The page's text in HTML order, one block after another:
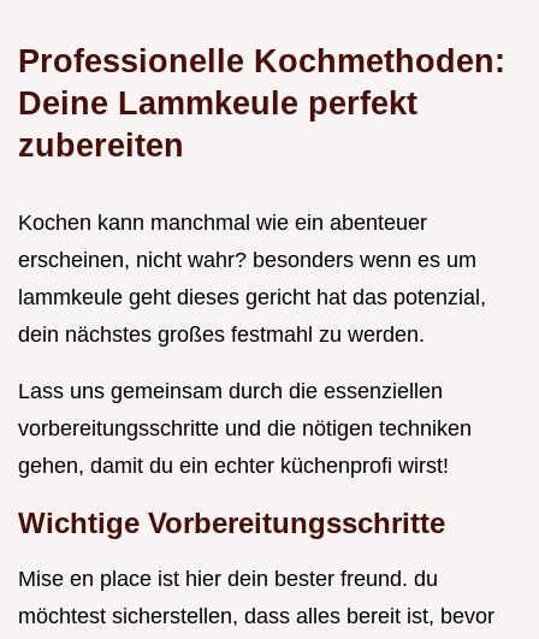
Professionelle Kochmethoden:
Deine Lammkeule perfekt
zubereiten
Kochen kann manchmal wie ein abenteuer
erscheinen, nicht wahr? besonders wenn es um
lammkeule geht dieses gericht hat das potenzial,
dein nächstes großes festmahl zu werden.
Lass uns gemeinsam durch die essenziellen
vorbereitungsschritte und die nötigen techniken
gehen, damit du ein echter küchenprofi wirst!
Wichtige Vorbereitungsschritte
Mise en place ist hier dein bester freund. du
möchtest sicherstellen, dass alles bereit ist, bevor